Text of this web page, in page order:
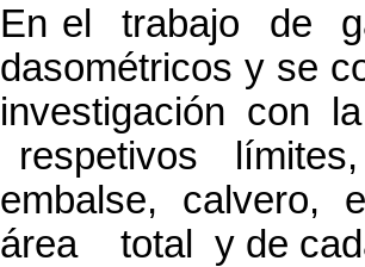
En el trabajo de
dasométricos y se
investigación
respetivos
embalse,
área total y de